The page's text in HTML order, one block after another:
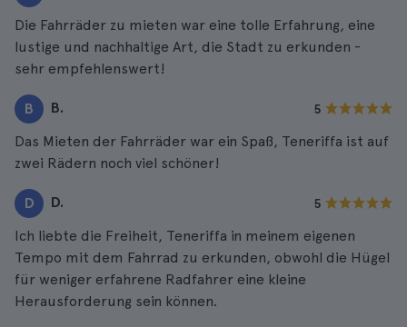
Die Fahrräder zu mieten war eine tolle Erfahrung, eine
lustige und nachhaltige Art, die Stadt zu erkunden -
sehr empfehlenswert!
B B. 5
Das Mieten der Fahrräder war ein Spaß, Teneriffa ist auf
zwei Rädern noch viel schöner!
D D. 5
Ich liebte die Freiheit, Teneriffa in meinem eigenen
Tempo mit dem Fahrrad zu erkunden, obwohl die Hügel
für weniger erfahrene Radfahrer eine kleine
Herausforderung sein können.